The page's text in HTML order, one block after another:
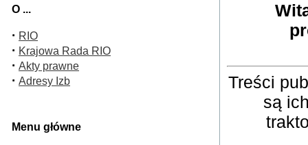
O ...
· RIO
· Krajowa Rada RIO
· Akty prawne
· Adresy Izb
Menu główne
Treści
są